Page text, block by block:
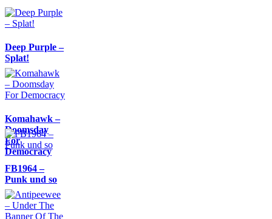
Deep Purple –
Splat!
Komahawk –
Doomsday
For
Democracy
FB1964 –
Punk und so